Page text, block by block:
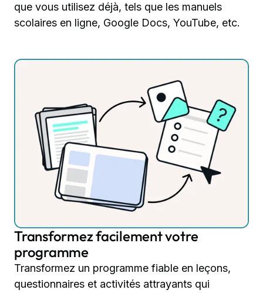
que vous utilisez déjà, tels que les manuels
scolaires en ligne, Google Docs, YouTube, etc.
Transformez facilement votre
programme
Transformez un programme fiable en leçons,
questionnaires et activités attrayants qui